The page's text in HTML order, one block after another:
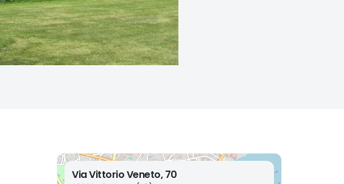
Via Vittorio Veneto, 70